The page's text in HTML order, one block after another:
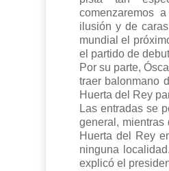
comenzaremos
ilusión y de
mundial el
el partido de
Por su parte,
traer balonmano
Huerta del Rey
Las entradas se
general,
Huerta del Rey
ninguna
explicó el